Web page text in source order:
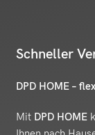
Schneller
DPD HOME –
Mit DPD HOME